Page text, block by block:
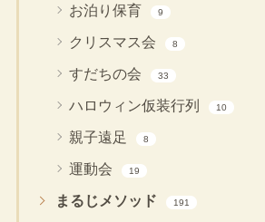
お泊り保育 9
クリスマス会 8
すだちの会 33
ハロウィン仮装行列 10
親子遠足 8
運動会 19
まるじメソッド 191